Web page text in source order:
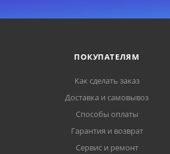
ПОКУПАТЕЛЯМ
Как сделать заказ
Доставка и самовывоз
Способы оплаты
Гарантия и возврат
Сервис и ремонт